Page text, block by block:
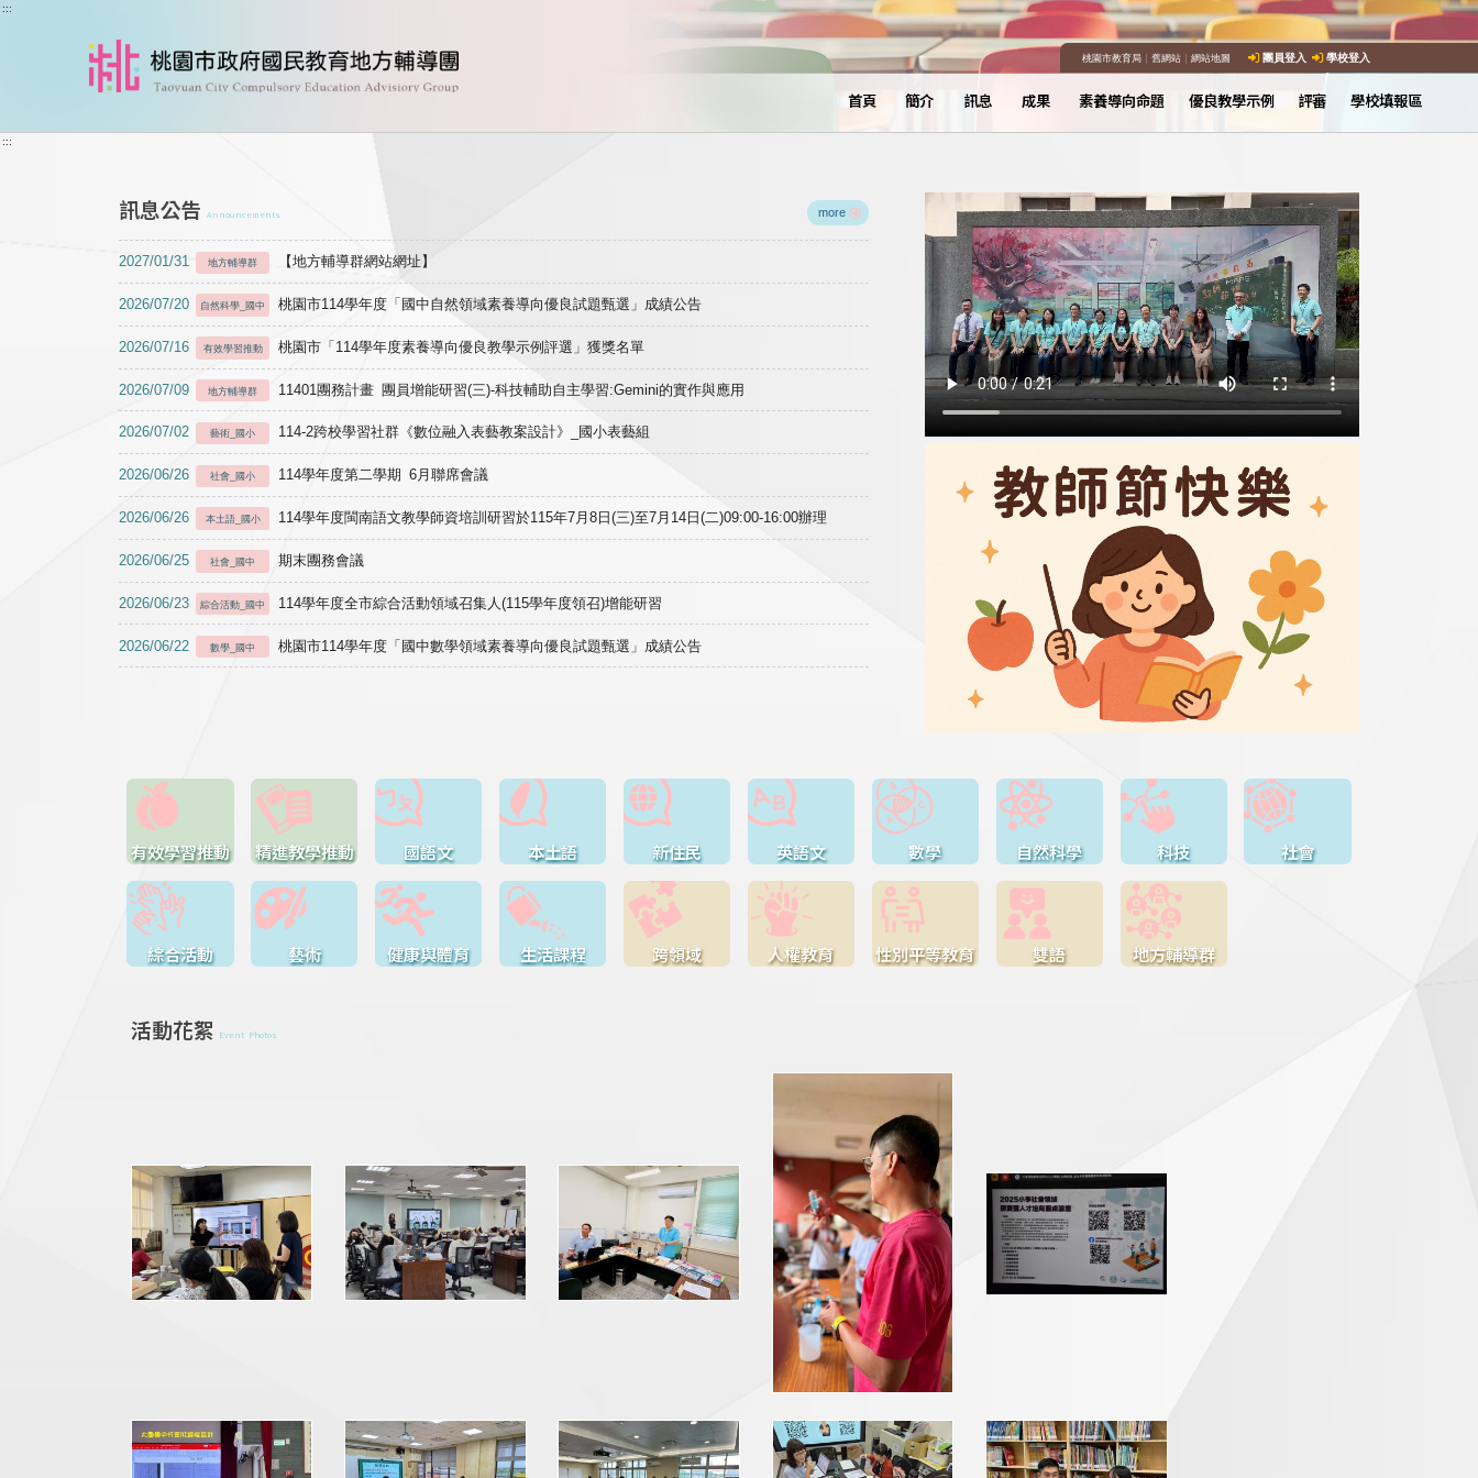
跳到主要內容
:::
桃園市教育局｜ 舊網站｜ 網站地圖 團員登入 學校登入
首頁 簡介 訊息 成果 素養導向命題 優良教學示例 評審 學校填報區
:::
訊息公告 Announcements more
2027/01/31 地方輔導群 【地方輔導群網站網址】
2026/07/20 自然科學_國中 桃園市114學年度「國中自然領域素養導向優良試題甄選」成績公告
2026/07/16 有效學習推動 桃園市「114學年度素養導向優良教學示例評選」獲獎名單
2026/07/09 地方輔導群 11401團務計畫 團員增能研習(三)-科技輔助自主學習:Gemini的實作與應用
2026/07/02 藝術_國小 114-2跨校學習社群《數位融入表藝教案設計》_國小表藝組
2026/06/26 社會_國小 114學年度第二學期 6月聯席會議
2026/06/26 本土語_國小 114學年度閩南語文教學師資培訓研習於115年7月8日(三)至7月14日(二)09:00-16:00辦理
2026/06/25 社會_國中 期末團務會議
2026/06/23 綜合活動_國中 114學年度全市綜合活動領域召集人(115學年度領召)增能研習
2026/06/22 數學_國中 桃園市114學年度「國中數學領域素養導向優良試題甄選」成績公告
有效學習推動 精進教學推動 國語文 本土語 新住民 英語文 數學 自然科學 科技 社會
綜合活動 藝術 健康與體育 生活課程 跨領域 人權教育 性別平等教育 雙語 地方輔導群
活動花絮 Event Photos